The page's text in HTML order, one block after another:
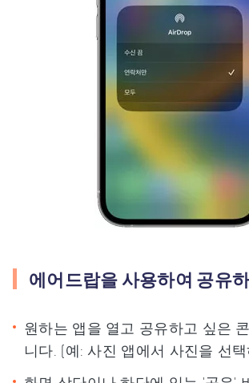
에어드랍을 사용하여 공유
원하는 앱을 열고 공유하고 싶은
니다. (예: 사진 앱에서 사진을 선